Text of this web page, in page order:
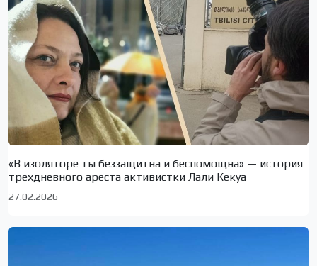
«В изоляторе ты беззащитна и беспомощна» — история
трехдневного ареста активистки Лали Кекуа
27.02.2026